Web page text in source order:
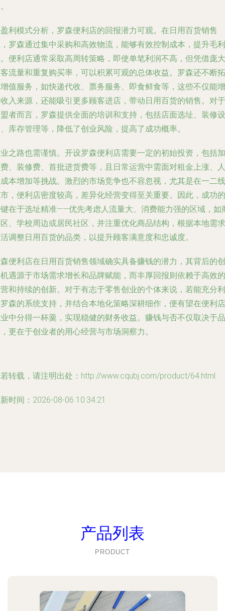
利模式分析，罗森便利店的回报潜力可观。在日用百货销售
罗森通过集中采购和高效物流，能够有效控制成本，提升毛利
便利店通常采取高周转策略，即使单笔利润不高，但凭借庞大
流量和重复购买率，可以积累可观的总体收益。罗森还不断拓
值服务，如快递代收、票务服务、即食鲜食等，这些不仅能增
入来源，还能吸引更多顾客进店，带动日用百货的销售。对于
者而言，罗森提供全面的培训和支持，包括店面选址、装修设
库存管理等，降低了创业风险，提高了成功概率。
之路也需谨慎。开设罗森便利店需要一定的初始投资，包括加
、装修费、首批进货费等，且日常运营中需面对租金上涨、人
本增加等挑战。激烈的市场竞争也不容忽视，尤其是在一二线
，便利店密度较高，差异化经营变得至关重要。因此，成功的
在于选址精准——优先考虑人流量大、消费能力强的区域，如
、学校周边或居民社区，并注重优化商品结构，根据本地需求
调整日用百货的品类，以提升顾客满意度和忠诚度。
便利店在日用百货销售领域确实具备赚钱的潜力，其背后的创
遇源于市场需求增长和品牌赋能，而丰厚回报则依赖于高效的
和持续的创新。对于有志于零售创业的个体来说，若能充分利
森的系统支持，并结合本地化策略深耕细作，便有望在便利店
中分得一杯羹，实现稳健的财务收益。赚钱与否不仅取决于品
更在于创业者的用心经营与市场洞察力。
转载，请注明出处：http://www.cqubj.com/product/64.html
时间：2026-08-06 10:34:21
产品列表
PRODUCT